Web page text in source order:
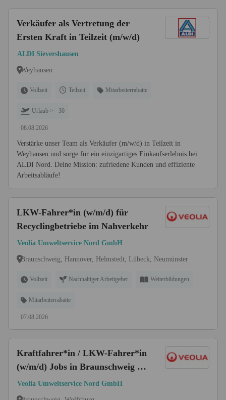
Verkäufer als Vertretung der
Ersten Kraft in Teilzeit (m/w/d)
ALDI Sievershausen
Weyhausen
Vollzeit Teilzeit Mitarbeiterrabatte
Urlaub >= 30
08.08.2026
Verstärke unser Team als Verkäufer (m/w/d) in Teilzeit in
Weyhausen und sorge für ein einzigartiges Einkaufserlebnis bei
ALDI Nord. Deine Mission: zufriedene Kunden und effiziente
Arbeitsabläufe!
LKW-Fahrer*in (w/m/d) für
Recyclingbetriebe im Nahverkehr
Veolia Umweltservice Nord GmbH
Braunschweig, Hannover, Helmstedt, Lübeck, Neumünster
Vollzeit Nachhaltiger Arbeitgeber Weiterbildungen
Mitarbeiterrabatte
07.08.2026
Kraftfahrer*in / LKW-Fahrer*in
(w/m/d) Jobs in Braunschweig &
Wolfsburg
Veolia Umweltservice Nord GmbH